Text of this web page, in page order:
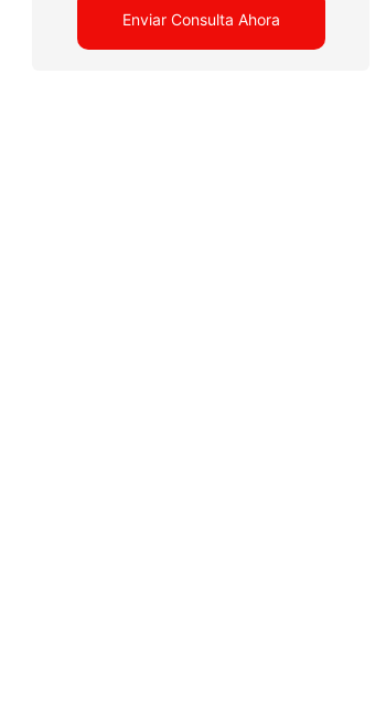
Enviar Consulta Ahora